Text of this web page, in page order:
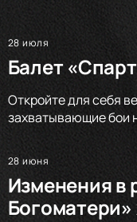
28 июля
Балет
Откройте для себя
захватывающие бои
28 июня
Изменения в